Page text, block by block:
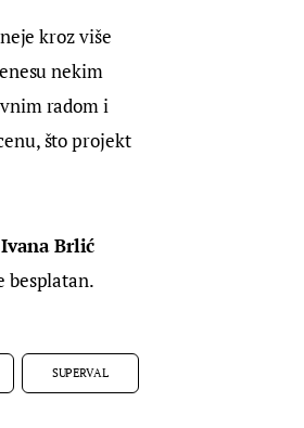
kroz više
nekim
radom i
što projekt
Brlić
besplatan.
SUPERVAL